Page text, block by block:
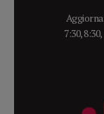
7:30,